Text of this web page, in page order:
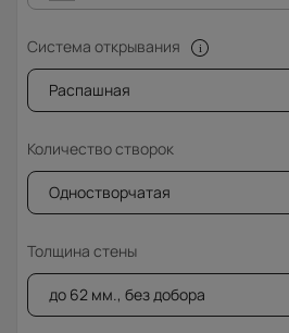
Система открывания
Распашная
Количество створок
Одностворчатая
Толщина стены
до 62 мм., без добора